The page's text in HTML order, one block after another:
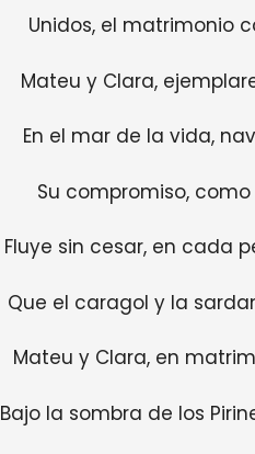
Unidos, el matrimonio
Mateu y Clara,
En el mar de la vida,
Su compromiso, como
Fluye sin cesar, en cada
Que el caragol y la
Mateu y Clara, en
Bajo la sombra de los